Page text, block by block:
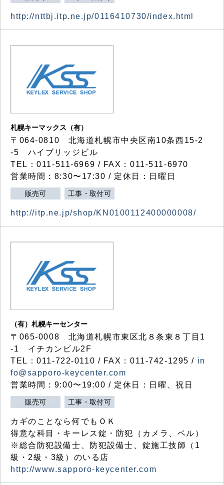
http://nttbj.itp.ne.jp/0116410730/index.html
札幌キーマックス（有）
〒064-0810 北海道札幌市中央区南10条西15-2
-5 ハイブリッジビル
TEL：011-511-6969 / FAX：011-511-6970
営業時間：8:30〜17:30 / 定休日：日曜日
販売可 工事・取付可
http://itp.ne.jp/shop/KN0100112400000008/
（有）札幌キーセンター
〒065-0008 北海道札幌市東区北８条東８丁目1
-1 イチカンビル2F
TEL：011-722-0110 / FAX：011-742-1295 / in
fo@sapporo-keycenter.com
営業時間：9:00〜19:00 / 定休日：日曜、祝日
販売可 工事・取付可
カギのことなら何でもＯＫ
得意な科目・キーレス錠・防犯（カメラ、ベル）
※総合防犯設備士、防犯設備士、錠施工技師（1
級・2級・3級）のいる店
http://www.sapporo-keycenter.com